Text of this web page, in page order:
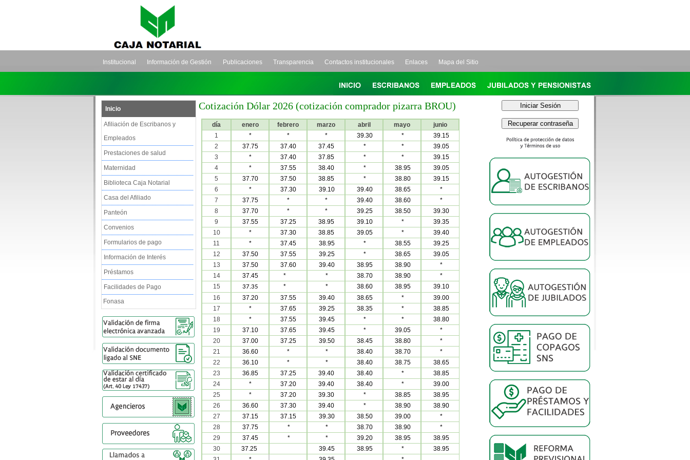
Institucional Información de Gestión Publicaciones Transparencia Contactos institucionales Enlaces Mapa del Sitio
Inicio
Afiliación de Escribanos y
Empleados
Prestaciones de salud
Maternidad
Biblioteca Caja Notarial
Casa del Afiliado
Panteón
Convenios
Formularios de pago
Información de Interés
Préstamos
Facilidades de Pago
Fonasa
Cotización Dólar 2026 (cotización comprador pizarra BROU)
día enero febrero marzo abril mayo
junio
1
* * * 39.30 *
39.15
2
37.75 37.40 37.45 * *
39.05
3
* 37.40 37.85 * *
39.15
4
* 37.55 38.40 * 38.95
39.05
5
37.70 37.50 38.85 * 38.80
39.15
6
* 37.30 39.10 39.40 38.65
*
7
37.75 * * 39.40 38.60
*
8
37.70 * * 39.25 38.50
39.30
9
37.55 37.25 38.95 39.10 *
39.35
10
* 37.30 38.85 39.05 *
39.40
11
* 37.45 38.95 * 38.55
39.25
12
37.50 37.55 39.25 * 38.65
39.05
13
37.50 37.60 39.40 38.95 38.90
*
14
37.45 * * 38.70 38.90
*
15
37.35 * * 38.60 38.95
39.10
16
37.20 37.55 39.40 38.65 *
39.00
17
* 37.65 39.25 38.35 *
38.85
18
* 37.55 39.45 * *
38.80
19
37.10 37.65 39.45 * 39.05
*
20
37.00 37.25 39.50 38.45 38.80
*
21
36.60 * * 38.40 38.70
*
22
36.10 * * 38.40 38.75
38.65
23
36.85 37.25 39.40 38.40 *
38.85
24
* 37.20 39.40 38.40 *
39.00
25
* 37.20 39.30 * 38.85
38.95
26
36.60 37.30 39.40 * 38.90
38.90
27
37.15 37.15 39.30 38.50 39.00
*
28
37.75 * * 38.70 38.90
*
29
37.45 * * 39.20 38.95
38.95
30
37.25 39.45 38.95 *
38.95